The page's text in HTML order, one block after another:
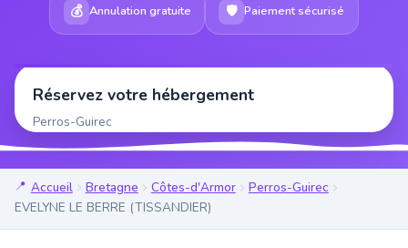
💰 Annulation gratuite 🛡 Paiement sécurisé
Réservez votre hébergement
Perros-Guirec
Accueil Bretagne Côtes-d'Armor
Perros-Guirec
EVELYNE LE BERRE (TISSANDIER)